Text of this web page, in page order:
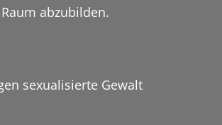
abzubilden.
sexualisierte Gewalt